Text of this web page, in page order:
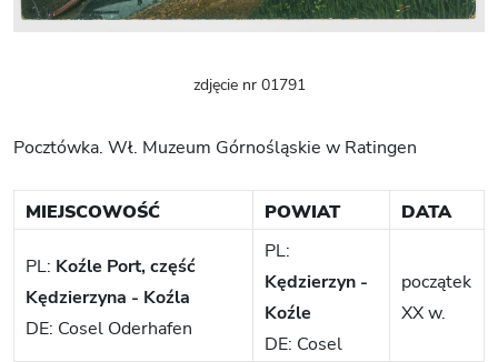
zdjęcie nr 01791
Pocztówka. Wł. Muzeum Górnośląskie w Ratingen
MIEJSCOWOŚĆ POWIAT DATA
PL: Koźle Port, część
Kędzierzyna - Koźla
DE: Cosel Oderhafen
PL:
Kędzierzyn -
Koźle
DE: Cosel
początek
XX w.